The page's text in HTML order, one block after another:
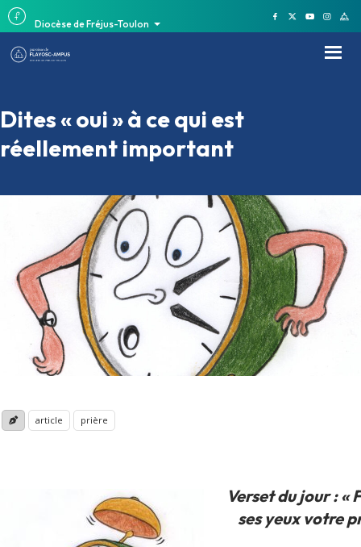
Diocèse de Fréjus-Toulon
Dites « oui » à ce qui est
réellement important
article prière
Verset du jour :«
ses yeux votre